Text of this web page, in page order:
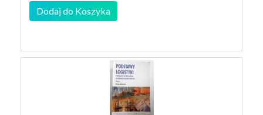
Dodaj do Koszyka